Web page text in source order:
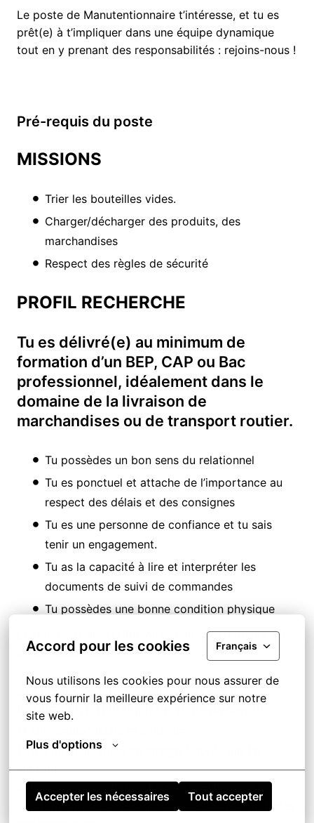
Accord pour les cookies Français
Nous utilisons les cookies pour nous assurer de
vous fournir la meilleure expérience sur notre
site web.
Plus d'options
Accepter les nécessaires Tout accepter
Le poste de Manutentionnaire t’intéresse, et tu es
prêt(e) à t’impliquer dans une équipe dynamique
tout en y prenant des responsabilités : rejoins-nous !
Pré-requis du poste
MISSIONS
Trier les bouteilles vides.
Charger/décharger des produits, des
marchandises
Respect des règles de sécurité
PROFIL RECHERCHE
Tu es délivré(e) au minimum de
formation d’un BEP, CAP ou Bac
professionnel, idéalement dans le
domaine de la livraison de
marchandises ou de transport routier.
Tu possèdes un bon sens du relationnel
Tu es ponctuel et attache de l’importance au
respect des délais et des consignes
Tu es une personne de confiance et tu sais
tenir un engagement.
Tu as la capacité à lire et interpréter les
documents de suivi de commandes
Tu possèdes une bonne condition physique
Le poste est accessible aux débutants motivés avec
accompagnement.
QUELQUES PETITS COMPLEMENTS QUI
POURRAIENT TERMINER DE TE CONVAINCRE:
⚕️ Une mutuelle prise en charge à 100% par Le
Fourgon
📈Promotion en interne: LE FOURGON prône le
développement des compétences de l’ensemble des